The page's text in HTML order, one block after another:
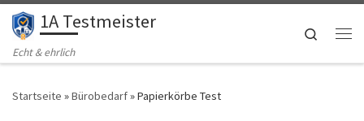
Zum Inhalt springen
1A Testmeister
Echt & ehrlich
Search
Startseite »Bürobedarf»Papierkörbe Test